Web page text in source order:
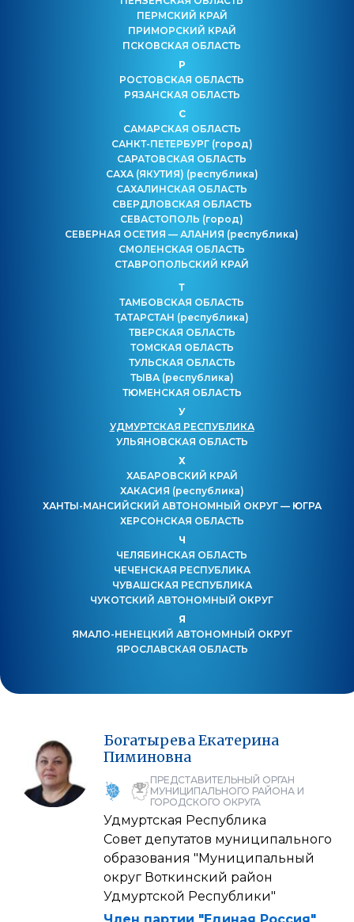
ПЕРМСКИЙ КРАЙ
ПРИМОРСКИЙ КРАЙ
ПСКОВСКАЯ ОБЛАСТЬ
Р
РОСТОВСКАЯ ОБЛАСТЬ
РЯЗАНСКАЯ ОБЛАСТЬ
С
САМАРСКАЯ ОБЛАСТЬ
САНКТ-ПЕТЕРБУРГ (город)
САРАТОВСКАЯ ОБЛАСТЬ
САХА (ЯКУТИЯ) (республика)
САХАЛИНСКАЯ ОБЛАСТЬ
СВЕРДЛОВСКАЯ ОБЛАСТЬ
СЕВАСТОПОЛЬ (город)
СЕВЕРНАЯ ОСЕТИЯ — АЛАНИЯ (республика)
СМОЛЕНСКАЯ ОБЛАСТЬ
СТАВРОПОЛЬСКИЙ КРАЙ
Т
ТАМБОВСКАЯ ОБЛАСТЬ
ТАТАРСТАН (республика)
ТВЕРСКАЯ ОБЛАСТЬ
ТОМСКАЯ ОБЛАСТЬ
ТУЛЬСКАЯ ОБЛАСТЬ
ТЫВА (республика)
ТЮМЕНСКАЯ ОБЛАСТЬ
У
УДМУРТСКАЯ РЕСПУБЛИКА
УЛЬЯНОВСКАЯ ОБЛАСТЬ
Х
ХАБАРОВСКИЙ КРАЙ
ХАКАСИЯ (республика)
ХАНТЫ-МАНСИЙСКИЙ АВТОНОМНЫЙ ОКРУГ — ЮГРА
ХЕРСОНСКАЯ ОБЛАСТЬ
Ч
ЧЕЛЯБИНСКАЯ ОБЛАСТЬ
ЧЕЧЕНСКАЯ РЕСПУБЛИКА
ЧУВАШСКАЯ РЕСПУБЛИКА
ЧУКОТСКИЙ АВТОНОМНЫЙ ОКРУГ
Я
ЯМАЛО-НЕНЕЦКИЙ АВТОНОМНЫЙ ОКРУГ
ЯРОСЛАВСКАЯ ОБЛАСТЬ
Богатырева Екатерина
Пиминовна
ПРЕДСТАВИТЕЛЬНЫЙ ОРГАН
МУНИЦИПАЛЬНОГО РАЙОНА И
ГОРОДСКОГО ОКРУГА
Удмуртская Республика
Совет депутатов муниципального
образования "Муниципальный
округ Воткинский район
Удмуртской Республики"
Член партии "Единая Россия"